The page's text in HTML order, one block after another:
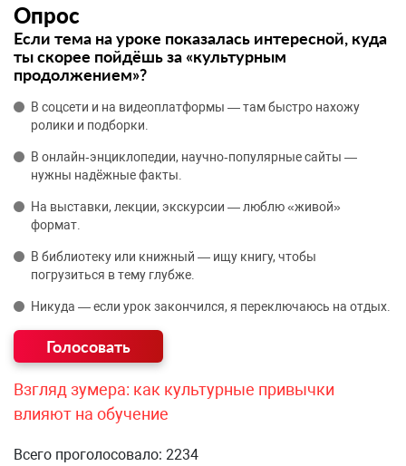
Опрос
Если тема на уроке показалась интересной, куда
ты скорее пойдёшь за «культурным
продолжением»?
В соцсети и на видеоплатформы — там быстро нахожу
ролики и подборки.
В онлайн‑энциклопедии, научно‑популярные сайты —
нужны надёжные факты.
На выставки, лекции, экскурсии — люблю «живой»
формат.
В библиотеку или книжный — ищу книгу, чтобы
погрузиться в тему глубже.
Никуда — если урок закончился, я переключаюсь на отдых.
Взгляд зумера: как культурные привычки
влияют на обучение
Всего проголосовало: 2234